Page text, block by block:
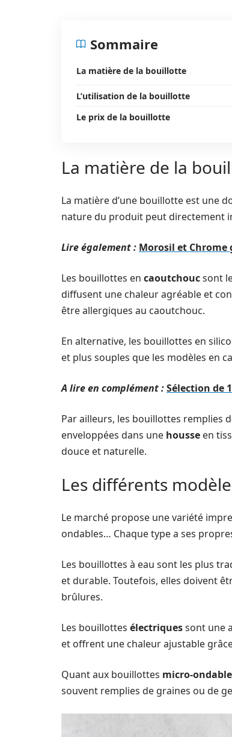
Sommaire
La matière de la bouillotte
L’utilisation de la bouillotte
Le prix de la bouillotte
La matière de la
La matière d’une bouillotte est une
nature du produit peut directement
Lire également : Morosil et
Les bouillottes en caoutchoucsont
diffusent une chaleur agréable et
être allergiques au caoutchouc.
En alternative, les bouillottes en
et plus souples que les modèles en
A lire en complément :Sélection de
Par ailleurs, les bouillottes remplies
enveloppées dans une housse en
douce et naturelle.
Les différents
Le marché propose une variété
ondables… Chaque type a ses
Les bouillottes à eau sont les plus
et durable. Toutefois, elles doivent
brûlures.
Les bouillottes électriquessont une
et offrent une chaleur ajustable
Quant aux bouillottes micro-
souvent remplies de graines ou de